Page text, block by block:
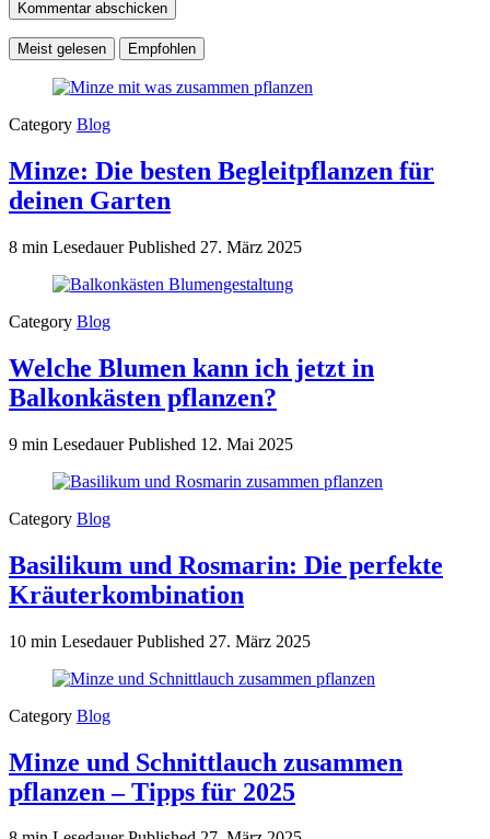
Meist gelesen Empfohlen
Category Blog
Minze: Die besten Begleitpflanzen für
deinen Garten
8 min LesedauerPublished 27. März 2025
Category Blog
Welche Blumen kann ich jetzt in
Balkonkästen pflanzen?
9 min LesedauerPublished 12. Mai 2025
Category Blog
Basilikum und Rosmarin: Die perfekte
Kräuterkombination
10 min LesedauerPublished 27. März 2025
Category Blog
Minze und Schnittlauch zusammen
pflanzen – Tipps für 2025